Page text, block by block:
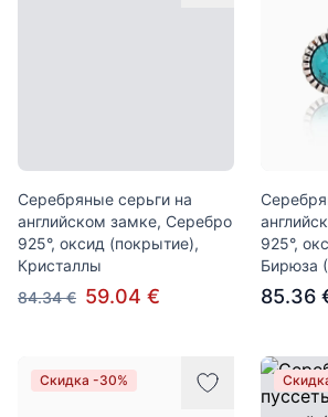
Серебряные серьги на
английском замке, Серебро
925°, оксид (покрытие),
Кристаллы
84.34 € 59.04 €
925°,
Бирюза
85.36
Скидка -30%